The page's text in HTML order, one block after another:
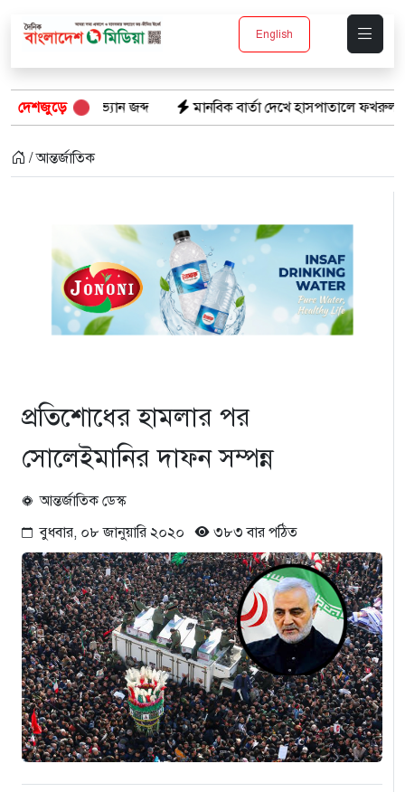
English
দেশজুড়ে
জব্দ মানবিক বার্তা দেখে হাসপাতালে ফখরুল ইসলাম খান সিআইপি
/ আন্তর্জাতিক
প্রতিশোধের হামলার পর
সোলেইমানির দাফন সম্পন্ন
আন্তর্জাতিক ডেস্ক
বুধবার, ০৮ জানুয়ারি ২০২০
৩৮৩ বার পঠিত